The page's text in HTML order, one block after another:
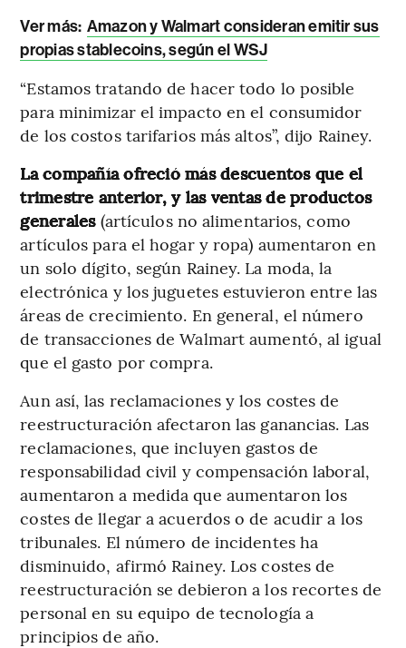
Ver más: Amazon y Walmart consideran emitir sus
propias stablecoins, según el WSJ
“Estamos tratando de hacer todo lo posible
para minimizar el impacto en el consumidor
de los costos tarifarios más altos”, dijo Rainey.
La compañía ofreció más descuentos que el
trimestre anterior, y las ventas de productos
generales(artículos no alimentarios, como
artículos para el hogar y ropa) aumentaron en
un solo dígito, según Rainey. La moda, la
electrónica y los juguetes estuvieron entre las
áreas de crecimiento. En general, el número
de transacciones de Walmart aumentó, al igual
que el gasto por compra.
Aun así, las reclamaciones y los costes de
reestructuración afectaron las ganancias. Las
reclamaciones, que incluyen gastos de
responsabilidad civil y compensación laboral,
aumentaron a medida que aumentaron los
costes de llegar a acuerdos o de acudir a los
tribunales. El número de incidentes ha
disminuido, afirmó Rainey. Los costes de
reestructuración se debieron a los recortes de
personal en su equipo de tecnología a
principios de año.